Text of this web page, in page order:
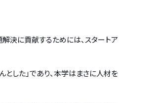
決に貢献するためには、スタートア
した」であり、本学はまさに人材を